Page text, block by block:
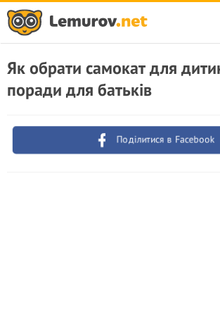
Як обрати самокат для
поради для батьків
Поділитися в Facebook